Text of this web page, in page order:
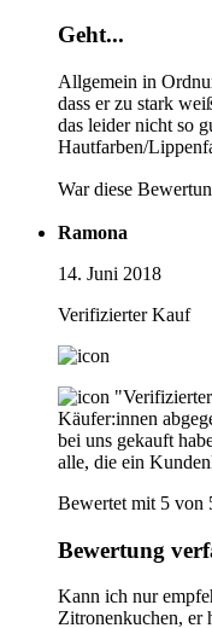
Geht...
Allgemein in
dass er zu stark
das leider nicht so
Hautfarben/
War diese
Ramona
14. Juni 2018
Verifizierter Kauf
Käufer:innen
bei uns gekauft
alle, die ein
Bewertet mit 5 von
Bewertung
Kann ich nur
Zitronenkuchen, er